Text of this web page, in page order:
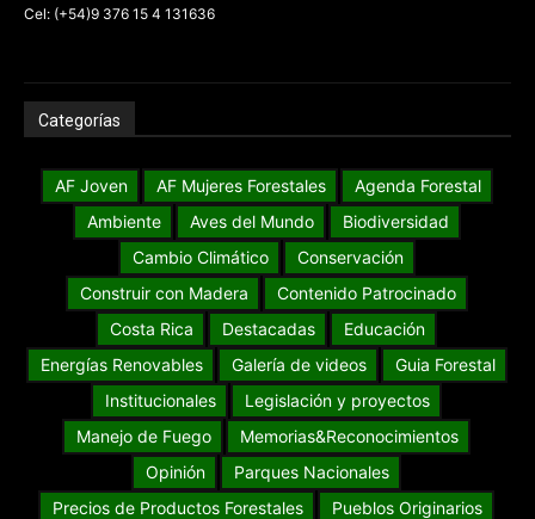
Cel: (+54)9 376 15 4 131636
Categorías
AF Joven AF Mujeres Forestales
Agenda Forestal
Ambiente
Aves del Mundo
Biodiversidad
Cambio Climático
Conservación
Construir con Madera
Contenido Patrocinado
Costa Rica
Destacadas
Educación
Energías Renovables
Galería de videos
Guia Forestal
Institucionales
Legislación y proyectos
Manejo de Fuego
Memorias&Reconocimientos
Opinión
Parques Nacionales
Precios de Productos Forestales
Pueblos Originarios